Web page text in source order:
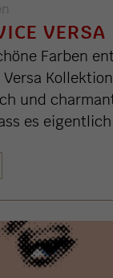
VERSA
Farben
und
es